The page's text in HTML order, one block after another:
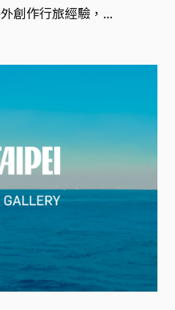
創作行旅經驗，...